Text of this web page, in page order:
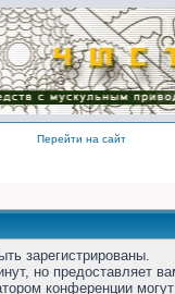
Перейти на сайт
зарегистрированы.
но предоставляет
конференции